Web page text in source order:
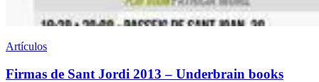
Artículos
Firmas de Sant Jordi 2013 – Underbrain books